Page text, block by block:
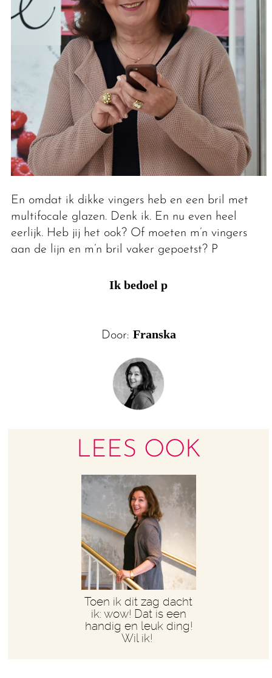
En omdat ik dikke vingers heb en een bril met
multifocale glazen. Denk ik. En nu even heel
eerlijk. Heb jij het ook? Of moeten m’n vingers
aan de lijn en m’n bril vaker gepoetst? P
Ik bedoel p
Door: Franska
LEES OOK
Toen ik dit zag dacht
ik: wow! Dat is een
handig en leuk ding!
Wil ik!